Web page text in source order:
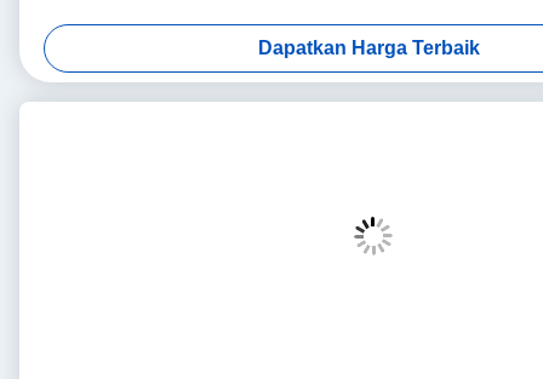
Dapatkan Harga Terbaik